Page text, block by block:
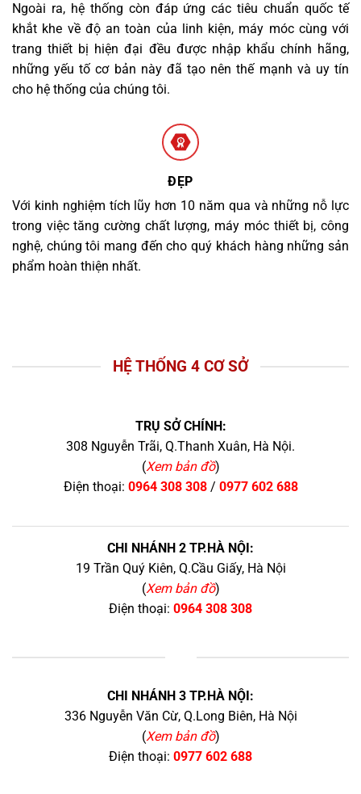
Ngoài ra, hệ thống còn đáp ứng các tiêu chuẩn quốc tế
khắt khe về độ an toàn của linh kiện, máy móc cùng với
trang thiết bị hiện đại đều được nhập khẩu chính hãng,
những yếu tố cơ bản này đã tạo nên thế mạnh và uy tín
cho hệ thống của chúng tôi.
ĐẸP
Với kinh nghiệm tích lũy hơn 10 năm qua và những nỗ lực
trong việc tăng cường chất lượng, máy móc thiết bị, công
nghệ, chúng tôi mang đến cho quý khách hàng những sản
phẩm hoàn thiện nhất.
HỆ THỐNG 4 CƠ SỞ
TRỤ SỞ CHÍNH:
308 Nguyễn Trãi, Q.Thanh Xuân, Hà Nội.
(Xem bản đồ)
Điện thoại: 0964 308 308/ 0977 602 688
CHI NHÁNH 2 TP.HÀ NỘI:
19 Trần Quý Kiên, Q.Cầu Giấy, Hà Nội
(Xem bản đồ)
Điện thoại: 0964 308 308
CHI NHÁNH 3 TP.HÀ NỘI:
336 Nguyễn Văn Cừ, Q.Long Biên, Hà Nội
(Xem bản đồ)
Điện thoại: 0977 602 688